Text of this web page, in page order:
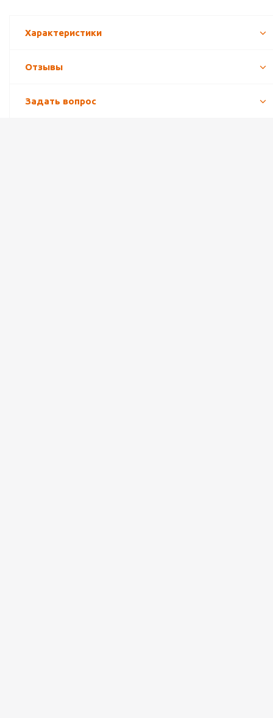
Характеристики
Отзывы
Задать вопрос